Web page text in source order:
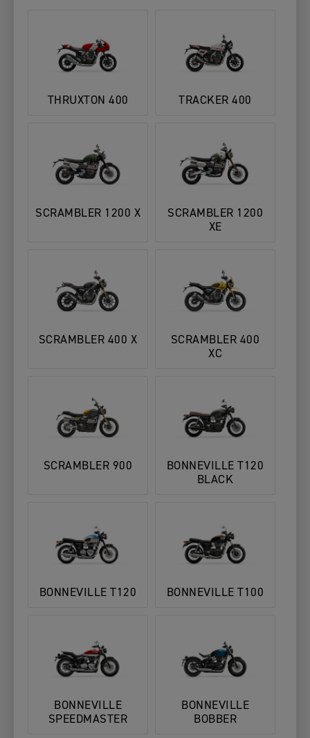
THRUXTON 400 TRACKER 400
SCRAMBLER 1200 X
SCRAMBLER 1200
XE
SCRAMBLER 400 X
SCRAMBLER 400
XC
SCRAMBLER 900
BONNEVILLE T120
BLACK
BONNEVILLE T120 BONNEVILLE T100
BONNEVILLE
SPEEDMASTER
BONNEVILLE
BOBBER